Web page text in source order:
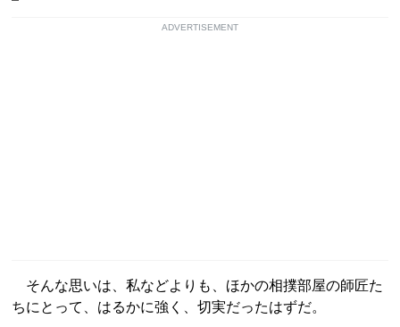
ADVERTISEMENT
そんな思いは、私などよりも、ほかの相撲部屋の師匠た
ちにとって、はるかに強く、切実だったはずだ。